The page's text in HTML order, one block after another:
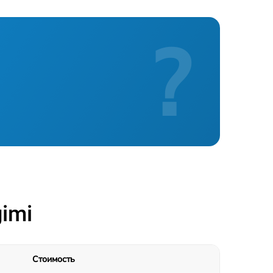
1820 р
?
Стоимость